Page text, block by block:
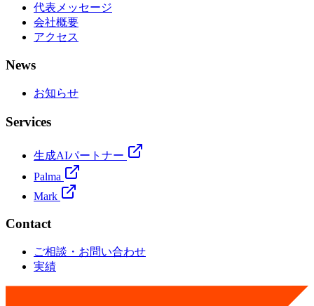
代表メッセージ
会社概要
アクセス
News
お知らせ
Services
生成AIパートナー
Palma
Mark
Contact
ご相談・お問い合わせ
実績